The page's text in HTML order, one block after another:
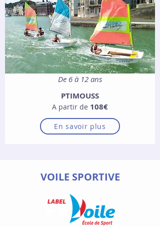
De 6 à 12 ans
PTIMOUSS
A partir de 108€
En savoir plus
VOILE SPORTIVE